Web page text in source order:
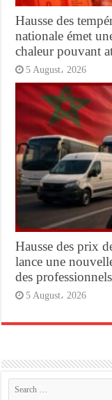
Hausse des
nationale émet
chaleur pouvant
5 August، 2026
Hausse des prix
lance une
des
5 August، 2026